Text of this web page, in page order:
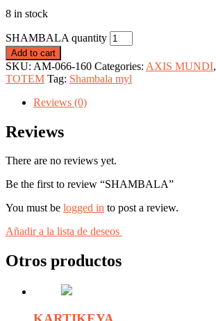
8 in stock
SHAMBALA quantity
Add to cart
SKU: AM-066-160 Categories: AXIS MUNDI,
TOTEM Tag: Shambala myl
Reviews (0)
Reviews
There are no reviews yet.
Be the first to review “SHAMBALA”
You must be logged in to post a review.
Añadir a la lista de deseos
Otros productos